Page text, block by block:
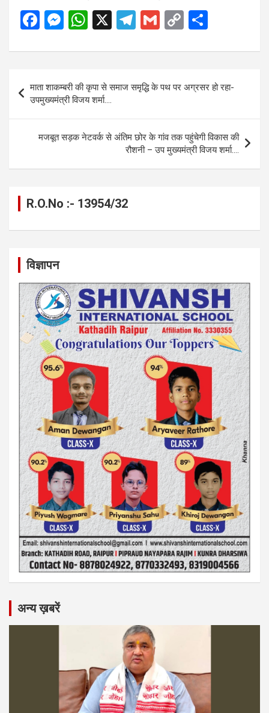
F
ce
o
o
k
M
se
n
g
er
W
at
A
p
p
X
T
e
gr
a
m
G
ail
C
py
n
k
ar
e
navigation
माता शाकम्बरी की कृपा से समाज समृद्धि के पथ पर अग्रसर हो रहा-
उपमुख्यमंत्री विजय शर्मा….
मजबूत सड़क नेटवर्क से अंतिम छोर के गांव तक पहुंचेगी विकास की
रौशनी – उप मुख्यमंत्री विजय शर्मा….
R.O.No :- 13954/32
विज्ञापन
अन्य ख़बरें